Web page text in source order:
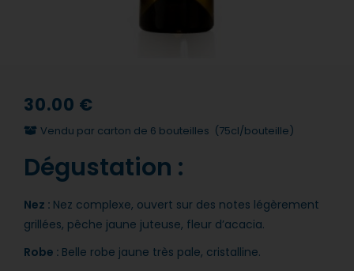
30.00 €
Vendu par carton de 6 bouteilles (75cl/bouteille)
Dégustation :
Nez : Nez complexe, ouvert sur des notes légèrement
grillées, pêche jaune juteuse, fleur d’acacia.
Robe : Belle robe jaune très pale, cristalline.